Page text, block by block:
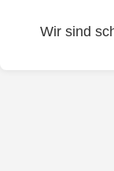
Wir sind